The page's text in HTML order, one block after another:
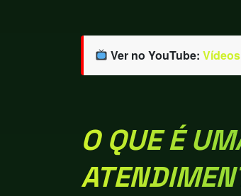
Ver no YouTube:
O QUE É